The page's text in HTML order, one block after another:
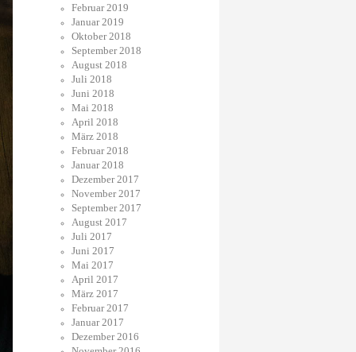
Februar 2019
Januar 2019
Oktober 2018
September 2018
August 2018
Juli 2018
Juni 2018
Mai 2018
April 2018
März 2018
Februar 2018
Januar 2018
Dezember 2017
November 2017
September 2017
August 2017
Juli 2017
Juni 2017
Mai 2017
April 2017
März 2017
Februar 2017
Januar 2017
Dezember 2016